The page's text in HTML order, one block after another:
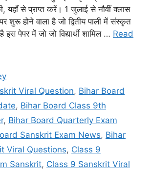
यहाँ से प्राप्त करें। 1 जुलाई से नौवीं क्लास
शुरू होने वाला है जो द्वितीय पाली में संस्कृत
इस पेपर में जो जो विद्यार्थी शामिल … Read
Viral Question, Bihar Board
, Bihar Board Class 9th
, Bihar Board Quarterly Exam
Sanskrit Exam News, Bihar
Viral Questions, Class 9
Sanskrit, Class 9 Sanskrit Viral